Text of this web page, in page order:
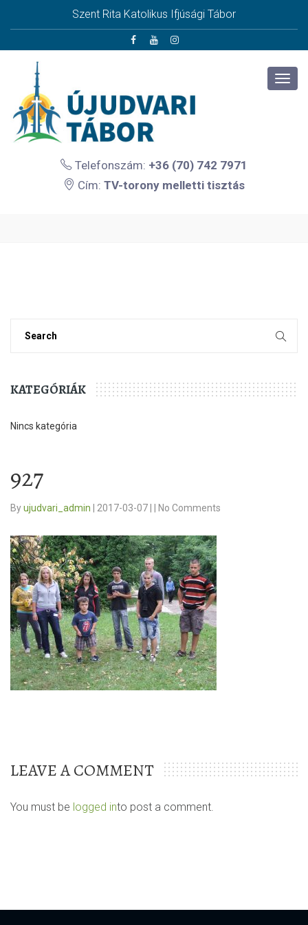
Szent Rita Katolikus Ifjúsági Tábor
Telefonszám: +36 (70) 742 7971
Cím: TV-torony melletti tisztás
KATEGÓRIÁK
Nincs kategória
927
Byujudvari_admin 2017-03-07 No Comments
LEAVE A COMMENT
You must be logged into post a comment.